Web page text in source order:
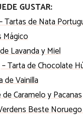
GUSTAR:
Tartas de Nata
Mágico
Lavanda y Miel
Tarta de Chocolate
de Vainilla
Caramelo y Pacanas
Beste